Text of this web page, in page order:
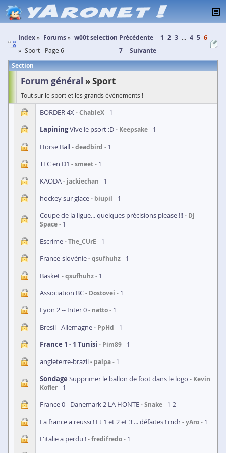
Index Forums w00t selection
Sport - Page 6
Précédente 1 2 3 ... 4 5 6
7
Suivante
Section
Forum général Sport
Tout sur le sport et les grands événements !
BORDER 4X ChableX 1
LapiningVive le psort :D Keepsake 1
Horse Ball deadbird 1
TFC en D1 smeet 1
KAODA jackiechan 1
hockey sur glace biupil 1
Coupe de la ligue... quelques précisions please !!!
DJ
Space
1
Escrime The_CUrE 1
France-slovénie qsufhuhz 1
Basket qsufhuhz 1
Association BC Dostovei 1
Lyon 2 -- Inter 0 natto 1
Bresil - Allemagne PpHd 1
France 1 - 1 Tunisi Pim89 1
angleterre-brazil palpa 1
Sondage Supprimer le ballon de foot dans le logo
Kevin
Kofler
1
France 0 - Danemark 2 LA HONTE Snake 1 2
La france a reussi ! Et 1 et 2 et 3 ... défaites ! mdr yAro 1
L'italie a perdu ! fredifredo 1